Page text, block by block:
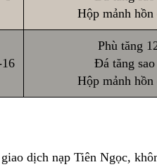
Hộp mảnh
Phù tăng
Đá tăng
Hộp mảnh
dịch nạp Tiên Ngọc,